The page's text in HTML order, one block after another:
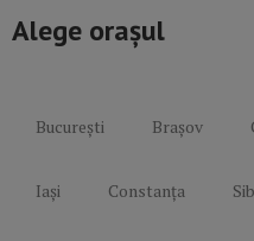
Alege orașul
București Brașov
Iași Constanța